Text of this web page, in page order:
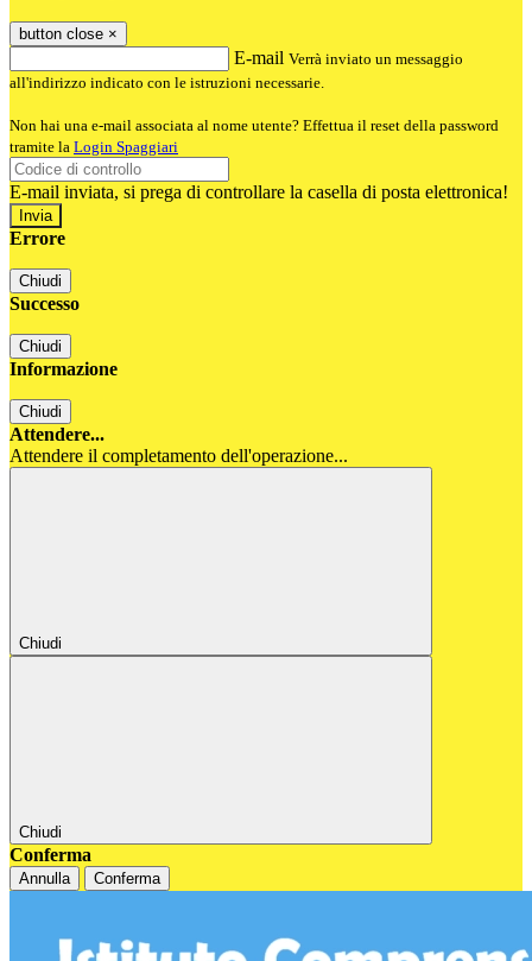
button close ×
E-mail Verrà inviato un messaggio
all'indirizzo indicato con le istruzioni necessarie.
Non hai una e-mail associata al nome utente? Effettua il reset della password
tramite la Login Spaggiari
E-mail inviata, si prega di controllare la casella di posta elettronica!
Errore
Chiudi
Successo
Chiudi
Informazione
Chiudi
Attendere...
Attendere il completamento dell'operazione...
Chiudi
Chiudi
Conferma
Annulla Conferma